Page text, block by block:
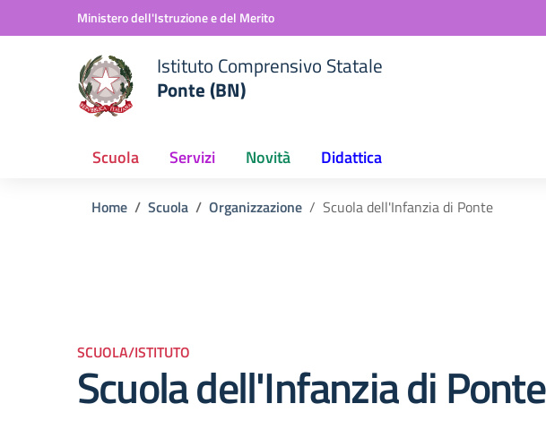
Vai ai contenuti
Vai al menu di navigazioneMinistero dell'Istruzione e del Merito
Istituto Comprensivo Statale
Ponte (BN)
Scuola Servizi Novità Didattica
Home Scuola Organizzazione Scuola dell'Infanzia di Ponte
SCUOLA/ISTITUTO
Scuola dell'Infanzia di Ponte